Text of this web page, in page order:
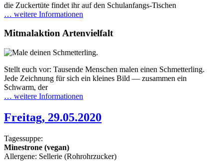
die Zuckertüte findet ihr auf den Schulanfangs-Tischen
… weitere Informationen
Mitmalaktion Artenvielfalt
Stellt euch vor: Tausende Menschen malen einen Schmetterling.
Jede Zeichnung für sich ein kleines Bild — zusammen ein
Schwarm, der
… weitere Informationen
Freitag, 29.05.2020
Tagessuppe:
Minestrone (vegan)
Allergene: Sellerie (Rohrohrzucker)